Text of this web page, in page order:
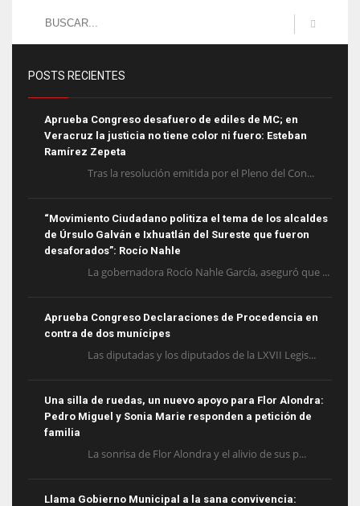
POSTS RECIENTES
Aprueba Congreso desafuero de ediles de MC; en
Veracruz la justicia no tiene color ni fuero: Esteban
Ramírez Zepeta
Tras la resolución emitida por el Pleno del Con...
“Movimiento Ciudadano politiza el tema de los alcaldes
de Úrsulo Galván e Ixhuatlán del Sureste que fueron
desaforados”: Rocío Nahle
La gobernadora Rocío Nahle García, aseguró que ...
Aprueba Congreso Declaraciones de Procedencia en
contra de dos munícipes
Las diputadas y los diputados de la LXVII Legis...
Una silla de ruedas, un nuevo apoyo para Flor Alondra:
Pedro Miguel y Sonia Marie responden a petición de
familia
La sonrisa de Flor Alondra y el alivio de sus p...
Llama Gobierno Municipal a la sana convivencia: